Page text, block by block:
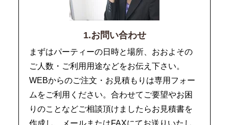
1.お問い合わせ
まずはパーティーの日時と場所、おおよその
ご人数・ご利用用途などをお伝え下さい。
WEBからのご注文・お見積もりは専用フォー
ムをご利用ください。合わせてご要望やお困
りのことなどご相談頂けましたらお見積書を
作成し、メールまたはFAXにてお送りいたし